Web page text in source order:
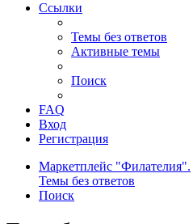
Ссылки
Темы без ответов
Активные темы
Поиск
FAQ
Вход
Регистрация
Маркетплейс "Филателия".
Темы без ответов
Поиск